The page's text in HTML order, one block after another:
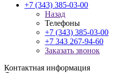
+7 (343) 385-03-00
Назад
Телефоны
+7 (343) 385-03-00
+7 343 267-94-60
Заказать звонок
Контактная информация